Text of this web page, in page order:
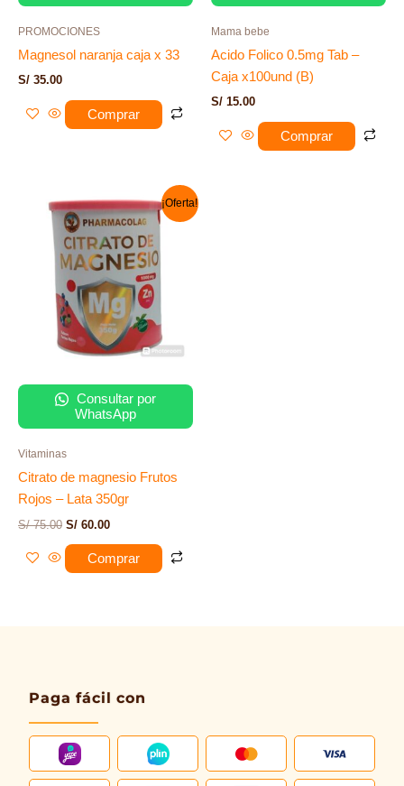
PROMOCIONES
Magnesol naranja caja x 33
S/ 35.00
Comprar
Mama bebe
Acido Folico 0.5mg Tab –
Caja x100und (B)
S/ 15.00
Comprar
¡Oferta!
Consultar por
WhatsApp
Vitaminas
Citrato de magnesio Frutos
Rojos – Lata 350gr
S/75.00
precio
original
era:
S/ 75.00.
S/ 60.00
El
precio
actual
es:
S/ 60.00.
Comprar
Paga fácil con